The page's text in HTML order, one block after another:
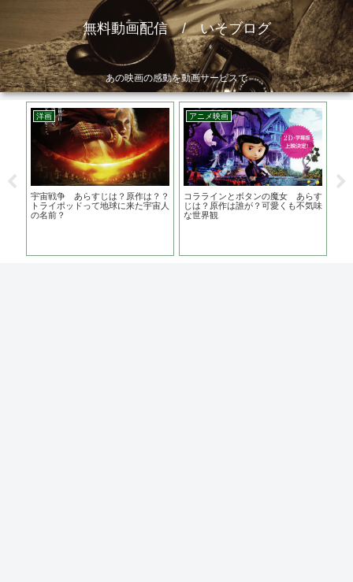
無料動画配信 / いそブログ
あの映画の感動を動画サービスで
洋画
宇宙戦争 あらすじは？原作は？？
トライポッドって地球に来た宇宙人
の名前？
アニメ映画
コララインとボタンの魔女 あらす
じは？原作は誰が？可愛くも不気味
な世界観